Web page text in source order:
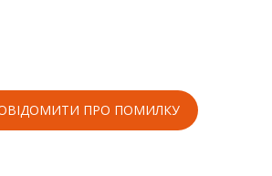
ПРО ПОМИЛКУ